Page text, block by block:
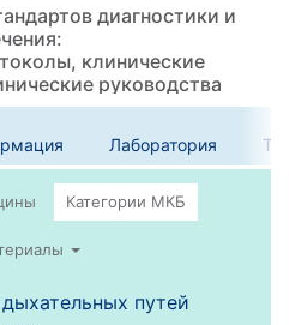
диагностики и
клинические
руководства
Лаборатория
путей